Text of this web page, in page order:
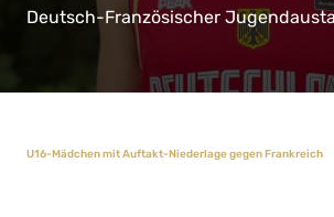
Deutsch-Französischer
U16-Mädchen mit Auftakt-Niederlage gegen Frankreich